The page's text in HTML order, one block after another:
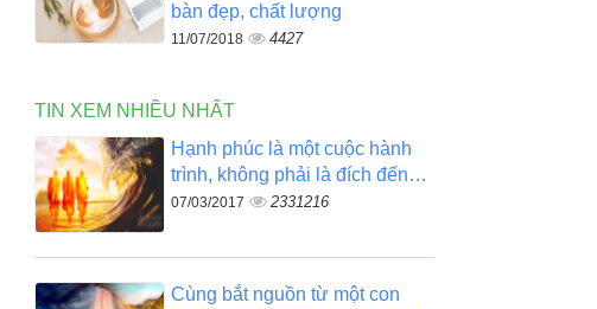
bàn đẹp, chất lượng
11/07/2018 4427
TIN XEM NHIỀU NHẤT
Hạnh phúc là một cuộc hành
trình, không phải là đích đến…
07/03/2017 2331216
Cùng bắt nguồn từ một con